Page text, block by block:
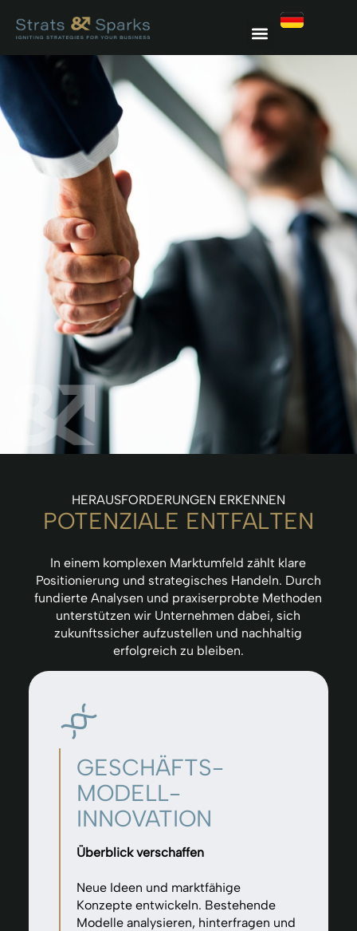
UNTER­NEHMENS­
BERATUNG
Analysieren, hinterfragen und gestalten.
Mit einem frischen Blick von außen
machen wir Entwicklungspotenziale
sichtbar und helfen, sie hervorzubringen.
HERAUSFORDERUNGEN ERKENNEN
POTENZIALE ENTFALTEN
In einem komplexen Marktumfeld zählt klare
Positionierung und strategisches Handeln. Durch
fundierte Analysen und praxiserprobte Methoden
unterstützen wir Unternehmen dabei, sich
zukunftssicher aufzustellen und nachhaltig
erfolgreich zu bleiben.
GESCHÄFTS­
MODELL-
INNOVATION
Überblick verschaffen
Neue Ideen und marktfähige
Konzepte entwickeln. Bestehende
Modelle analysieren, hinterfragen und